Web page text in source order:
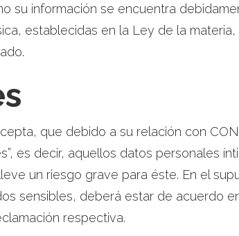
su información se encuentra
establecidas en la Ley de la
que debido a su relación con
es decir, aquellos datos personales
un riesgo grave para éste. En el
sensibles, deberá estar de acuerdo
respectiva.